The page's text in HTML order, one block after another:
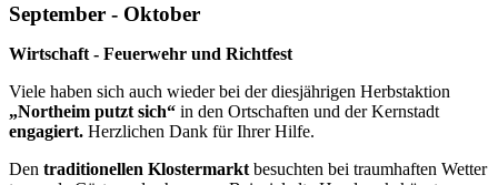
September - Oktober
Wirtschaft - Feuerwehr und Richtfest
Viele haben sich auch wieder bei der diesjährigen Herbstaktion
„Northeim putzt sich“ in den Ortschaften und der Kernstadt
engagiert. Herzlichen Dank für Ihrer Hilfe.
Den traditionellen Klostermarkt besuchten bei traumhaften Wetter